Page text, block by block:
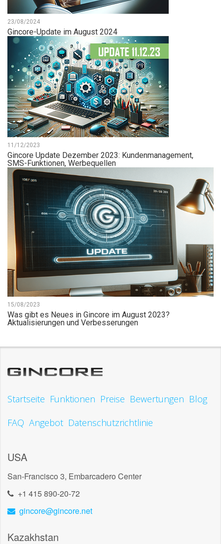
23/08/2024
Gincore-Update im August 2024
11/12/2023
Gincore Update Dezember 2023: Kundenmanagement,
SMS-Funktionen, Werbequellen
15/08/2023
Was gibt es Neues in Gincore im August 2023?
Aktualisierungen und Verbesserungen
Startseite Funktionen Preise Bewertungen Blog
FAQ Angebot Datenschutzrichtlinie
USA
San-Francisco 3, Embarcadero Center
+1 415 890-20-72
gincore@gincore.net
Kazakhstan